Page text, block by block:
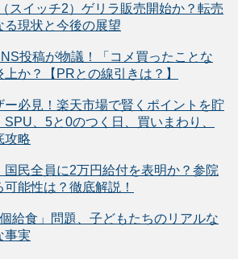
スイッチ2）ゲリラ販売開始か？転売
る現状と今後の展望
投稿が物議！「コメ買ったことな
か？【PRとの線引きは？】
ー必見！楽天市場で賢くポイントを貯
、5と0のつく日、買いまわり、
攻略
国民全員に2万円給付を表明か？参院
能性は？徹底解説！
給食」問題、子どもたちのリアルな
事実